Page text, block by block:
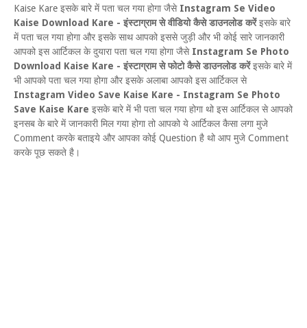
Kaise Kare इसके बारे में पता चल गया होगा जैसे Instagram Se Video
Kaise Download Kare - इंस्टाग्राम से वीडियो कैसे डाउनलोड करेंइसके बारे
में पता चल गया होगा और इसके साथ आपको इससे जुड़ी और भी कोई सारे जानकारी
आपको इस आर्टिकल के दुयारा पता चल गया होगा जैसे Instagram Se Photo
Download Kaise Kare - इंस्टाग्राम से फोटो कैसे डाउनलोड करेंइसके बारे में
भी आपको पता चल गया होगा और इसके अलाबा आपको इस आर्टिकल से
Instagram Video Save Kaise Kare - Instagram Se Photo
Save Kaise Kare इसके बारे में भी पता चल गया होगा थो इस आर्टिकल से आपको
इनसब के बारे में जानकारी मिल गया होगा तो आपको ये आर्टिकल कैसा लगा मुजे
Comment करके बताइये और आपका कोई Question है थो आप मुजे Comment
करके पूछ सकते है।